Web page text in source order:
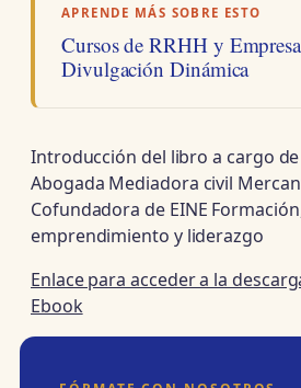
APRENDE MÁS SOBRE ESTO
Cursos de RRHH y
Divulgación Dinámica
Introducción del libro a cargo
Abogada Mediadora civil
Cofundadora de EINE
emprendimiento y liderazgo
Enlace para acceder a la
Ebook